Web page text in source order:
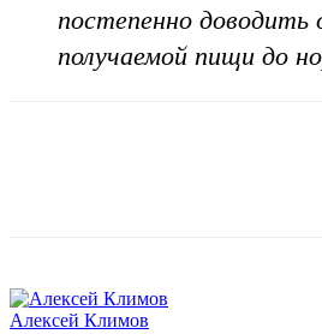
постепенно доводить
получаемой пищи до
Алексей Климов